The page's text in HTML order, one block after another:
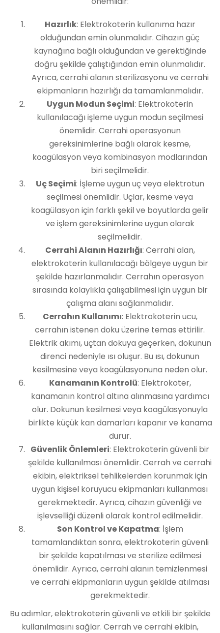
Hazırlık: Elektrokoterin kullanıma hazır
olduğundan emin olunmalıdır. Cihazın güç
kaynağına bağlı olduğundan ve gerektiğinde
doğru şekilde çalıştığından emin olunmalıdır.
Ayrıca, cerrahi alanın sterilizasyonu ve cerrahi
ekipmanların hazırlığı da tamamlanmalıdır.
Uygun Modun Seçimi: Elektrokoterin
kullanılacağı işleme uygun modun seçilmesi
önemlidir. Cerrahi operasyonun
gereksinimlerine bağlı olarak kesme,
koagülasyon veya kombinasyon modlarından
biri seçilmelidir.
Uç Seçimi: İşleme uygun uç veya elektrotun
seçilmesi önemlidir. Uçlar, kesme veya
koagülasyon için farklı şekil ve boyutlarda gelir
ve işlem gereksinimlerine uygun olarak
seçilmelidir.
Cerrahi Alanın Hazırlığı: Cerrahi alan,
elektrokoterin kullanılacağı bölgeye uygun bir
şekilde hazırlanmalıdır. Cerrahın operasyon
sırasında kolaylıkla çalışabilmesi için uygun bir
çalışma alanı sağlanmalıdır.
Cerrahın Kullanımı: Elektrokoterin ucu,
cerrahın istenen doku üzerine temas ettirilir.
Elektrik akımı, uçtan dokuya geçerken, dokunun
direnci nedeniyle ısı oluşur. Bu ısı, dokunun
kesilmesine veya koagülasyonuna neden olur.
Kanamanın Kontrolü: Elektrokoter,
kanamanın kontrol altına alınmasına yardımcı
olur. Dokunun kesilmesi veya koagülasyonuyla
birlikte küçük kan damarları kapanır ve kanama
durur.
Güvenlik Önlemleri: Elektrokoterin güvenli bir
şekilde kullanılması önemlidir. Cerrah ve cerrahi
ekibin, elektriksel tehlikelerden korunmak için
uygun kişisel koruyucu ekipmanları kullanması
gerekmektedir. Ayrıca, cihazın güvenliği ve
işlevselliği düzenli olarak kontrol edilmelidir.
Son Kontrol ve Kapatma: İşlem
tamamlandıktan sonra, elektrokoterin güvenli
bir şekilde kapatılması ve sterilize edilmesi
önemlidir. Ayrıca, cerrahi alanın temizlenmesi
ve cerrahi ekipmanların uygun şekilde atılması
gerekmektedir.
Bu adımlar, elektrokoterin güvenli ve etkili bir şekilde
kullanılmasını sağlar. Cerrah ve cerrahi ekibin,